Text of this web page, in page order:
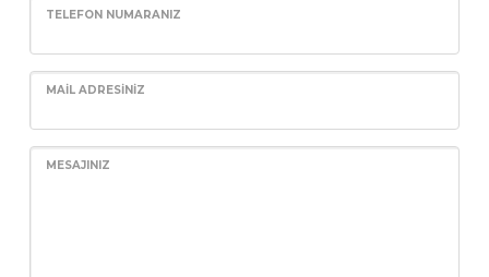
TELEFON NUMARANIZ
MAIL ADRESINIZ
MESAJINIZ